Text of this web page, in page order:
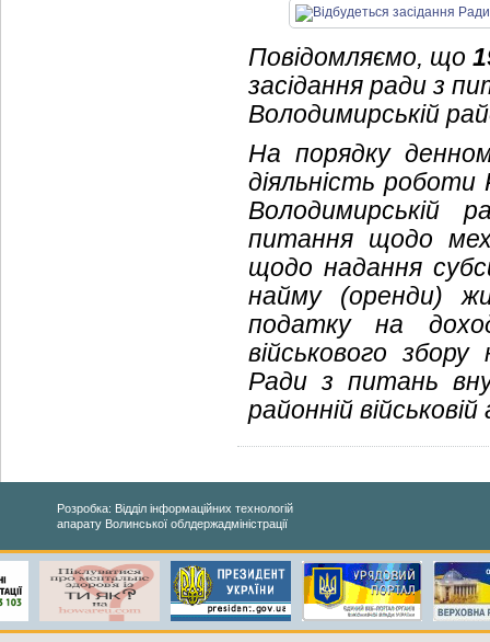
Повідомляємо, що
засідання ради з
Володимирській
На порядку
діяльність
Володимирській
питання щодо
щодо надання
найму (оренди)
податку на
військового
Ради з питань
районній
Розробка: Відділ інформаційних технологій
апарату Волинської облдержадміністрації